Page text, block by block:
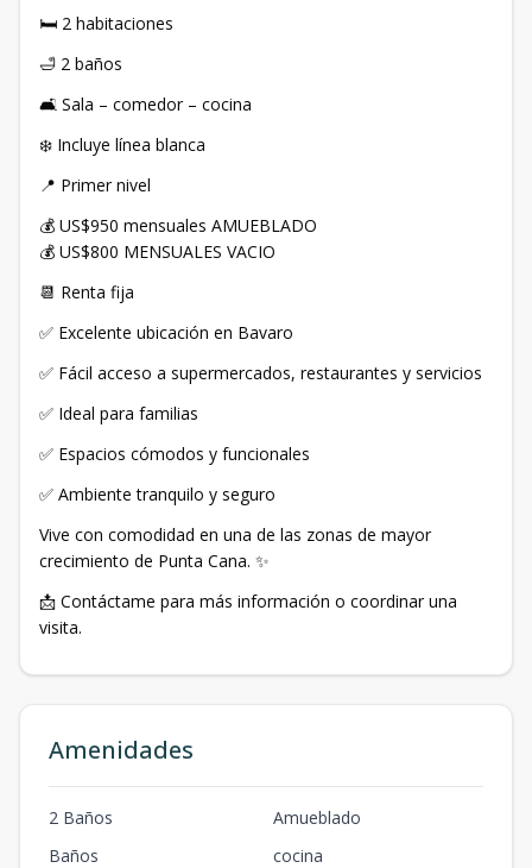
🛏️ 2 habitaciones
🛁 2 baños
🛋️ Sala – comedor – cocina
❄️ Incluye línea blanca
📍 Primer nivel
💰 US$950 mensuales AMUEBLADO
💰 US$800 MENSUALES VACIO
📆 Renta fija
✅ Excelente ubicación en Bavaro
✅ Fácil acceso a supermercados, restaurantes y servicios
✅ Ideal para familias
✅ Espacios cómodos y funcionales
✅ Ambiente tranquilo y seguro
Vive con comodidad en una de las zonas de mayor
crecimiento de Punta Cana. ✨
📩 Contáctame para más información o coordinar una
visita.
Amenidades
2 Baños
Amueblado
Baños
cocina